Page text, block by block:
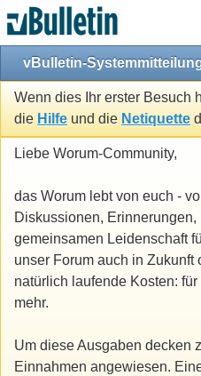
vBulletin-
Wenn dies Ihr erster Besuch
die Hilfe und die Netiquette
Liebe Worum-Community,
das Worum lebt von euch -
Diskussionen,
gemeinsamen Leidenschaft
unser Forum auch in Zukunft
natürlich laufende Kosten:
mehr.
Um diese Ausgaben decken
Einnahmen angewiesen.